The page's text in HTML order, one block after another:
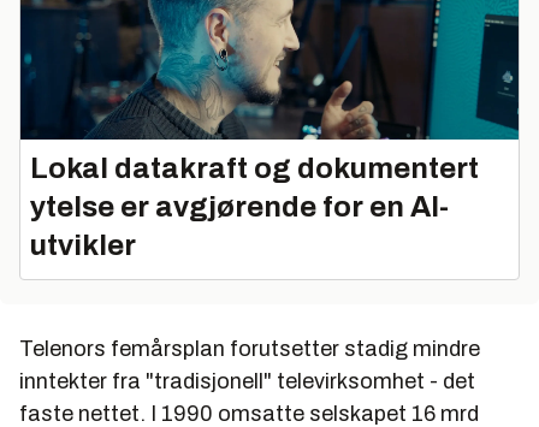
Lokal datakraft og dokumentert
ytelse er avgjørende for en AI-
utvikler
Telenors femårsplan forutsetter stadig mindre
inntekter fra "tradisjonell" televirksomhet - det
faste nettet. I 1990 omsatte selskapet 16 mrd